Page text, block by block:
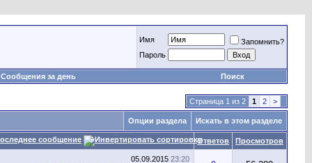
Имя
Запомнить?
Пароль
Сообщения за день Поиск
Страница 1 из 2 1 2 >
Опции раздела Искать в этом разделе
сообщение Ответов Просмотров
05.09.2015 23:20